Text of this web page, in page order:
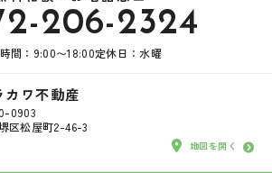
206-2324
間：9:00〜18:00定休日：水曜
カワ不動産
0903
区松屋町2-46-3
地図を開く